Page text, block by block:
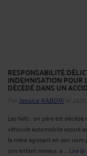
RESPONSABILITÉ
INDEMNISATION POUR
DÉCÉDÉ DANS UN
Par Jessica KABORI le 24/
Les faits : un père est
véhicule automobile assuré
la mère agissant en son
son enfant mineur, a ... Lire la